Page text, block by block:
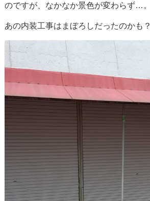
のですが、なかなか景色が変わらず…。
あの内装工事はまぼろしだったのかも？